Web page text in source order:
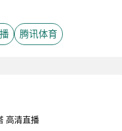
腾讯体育
高清直播